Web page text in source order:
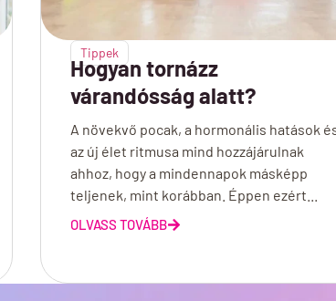
Tippek
Hogyan tornázz
várandósság alatt?
A növekvő pocak, a hormonális hatások
az új élet ritmusa mind hozzájárulnak
ahhoz, hogy a mindennapok másképp
teljenek, mint korábban. Éppen ezért...
OLVASS TOVÁBB